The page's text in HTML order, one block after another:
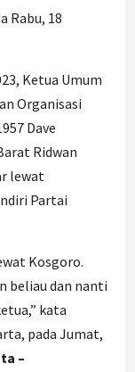
Rabu, 18
Ketua Umum
Organisasi
Dave
Ridwan
lewat
Partai
Kosgoro.
beliau dan nanti
kata
pada Jumat,
–